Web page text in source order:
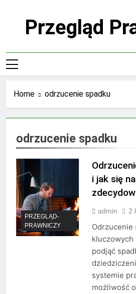
Przegląd
Home odrzucenie spadku
odrzucenie spadku
PRZEGLĄD-
PRAWNICZY
i jak się
admin 2
Odrzucenie
kluczowych
podjąć
systemie
możliwość